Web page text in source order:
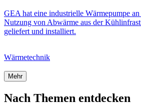
GEA hat eine industrielle Wärmepumpe
Nutzung von Abwärme aus der
geliefert und installiert.
Wärmetechnik
Mehr
Nach Themen entdecken